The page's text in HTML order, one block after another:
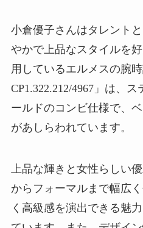
小倉優子さんはタレント
やかで上品なスタイルを
用しているエルメスの腕
CP1.322.212/4967」は、
ールドのコンビ仕様で、
があしらわれています。
上品な輝きと女性らしい
からフォーマルまで幅広
く高級感を演出できる魅